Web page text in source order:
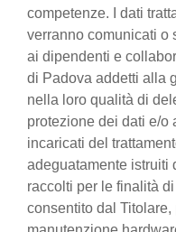
competenze. I dati
verranno comunicati o
ai dipendenti e
di Padova addetti alla
nella loro qualità di
protezione dei dati e/o
incaricati del
adeguatamente istruiti
raccolti per le finalità
consentito dal